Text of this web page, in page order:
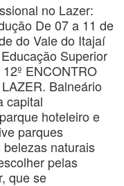
no Lazer:
De 07 a 11 de
do Vale do Itajaí
Superior
ENCONTRO
Balneário
capital
hoteleiro e
parques
naturais
pelas
que se